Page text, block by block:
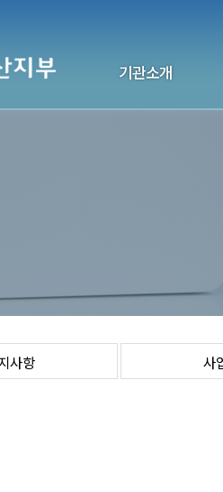
기관소개
사항 사